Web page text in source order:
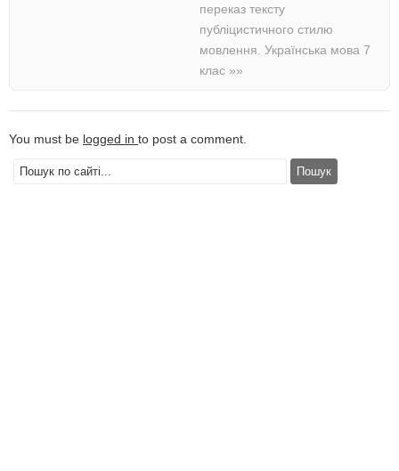
переказ тексту
публіцистичного стилю
мовлення. Українська мова 7
клас »»
You must be logged in to post a comment.